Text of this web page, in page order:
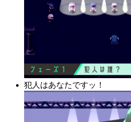
犯人はあなたですッ！